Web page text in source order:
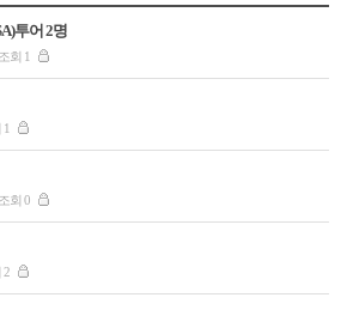
투어 2명
조회 1
1
조회 0
2